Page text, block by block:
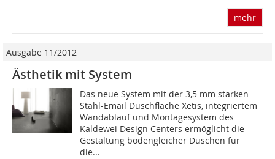
mehr
Ausgabe 11/2012
Ästhetik mit System
Das neue System mit der 3,5 mm starken
Stahl-Email Duschfläche Xetis, integriertem
Wandablauf und Montagesystem des
Kaldewei Design Centers ermöglicht die
Gestaltung bodengleicher Duschen für
die...